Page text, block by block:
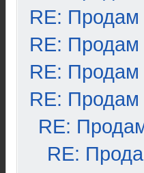
RE: Продам
RE: Продам
RE: Продам
RE: Продам
RE:
RE: